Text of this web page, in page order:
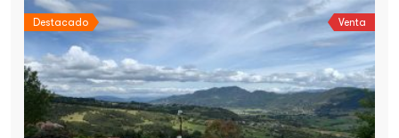
Destacado Venta